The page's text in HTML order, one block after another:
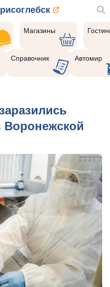
Магазины
Справочник Автомир
Воронежской